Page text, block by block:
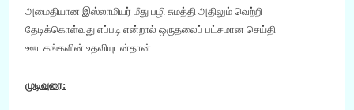
அமைதியான இஸ்லாமியர் மீது பழி சுமத்தி அதிலும் வெற்றி
தேடிக்கொள்வது எப்படி என்றால் ஒருதலைப் பட்சமான செய்தி
ஊடகங்களின் உதவியுடன்தான்.
முடிவுரை: